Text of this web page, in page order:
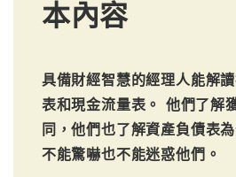
本內容
具備財經智慧的經理人能解
表和現金流量表。 他們了解
同，他們也了解資產負債表
不能驚嚇也不能迷惑他們。